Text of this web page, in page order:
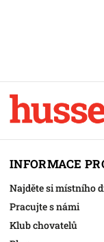
INFORMACE
Najděte si místního
Pracujte s námi
Klub chovatelů